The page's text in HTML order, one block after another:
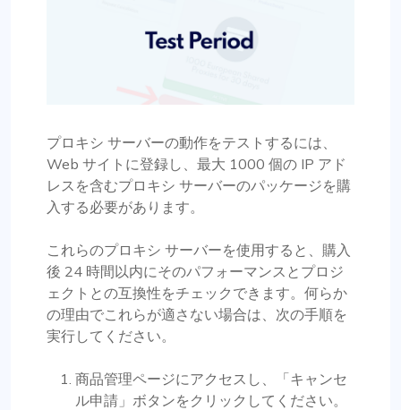
プロキシ サーバーの動作をテストするには、
Web サイトに登録し、最大 1000 個の IP アド
レスを含むプロキシ サーバーのパッケージを購
入する必要があります。
これらのプロキシ サーバーを使用すると、購入
後 24 時間以内にそのパフォーマンスとプロジ
ェクトとの互換性をチェックできます。何らか
の理由でこれらが適さない場合は、次の手順を
実行してください。
商品管理ページにアクセスし、「キャンセ
ル申請」ボタンをクリックしてください。